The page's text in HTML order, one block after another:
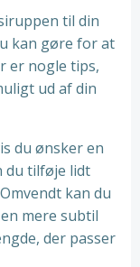
til din
kan gøre for at
er nogle tips,
ud af din
du ønsker en
du tilføje lidt
kan du
mere subtil
der passer